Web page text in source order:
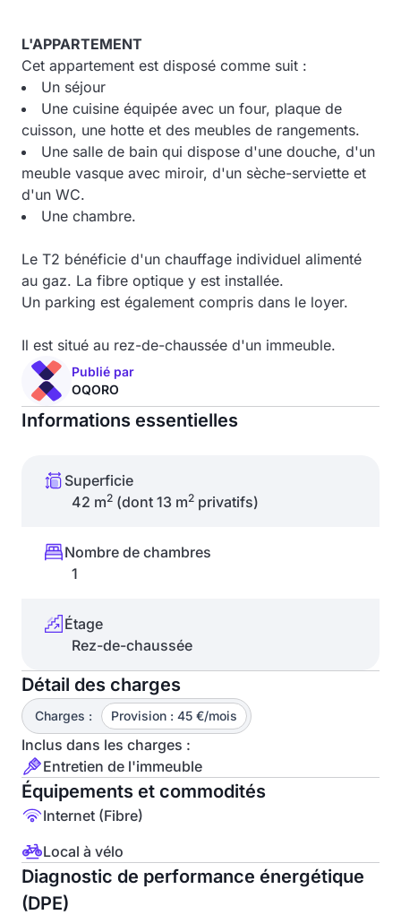
L'APPARTEMENT
Cet appartement est disposé comme suit :
Un séjour
Une cuisine équipée avec un four, plaque de
cuisson, une hotte et des meubles de rangements.
Une salle de bain qui dispose d'une douche, d'un
meuble vasque avec miroir, d'un sèche-serviette et
d'un WC.
Une chambre.
Le T2 bénéficie d'un chauffage individuel alimenté
au gaz. La fibre optique y est installée.
Un parking est également compris dans le loyer.
Il est situé au rez-de-chaussée d'un immeuble.
Publié par
OQORO
Informations essentielles
Superficie
42 m2 (dont 13 m2 privatifs)
Nombre de chambres
1
Étage
Rez-de-chaussée
Détail des charges
Charges : Provision : 45 €/mois
Inclus dans les charges :
Entretien de l'immeuble
Équipements et commodités
Internet (Fibre)
Local à vélo
Diagnostic de performance énergétique
(DPE)